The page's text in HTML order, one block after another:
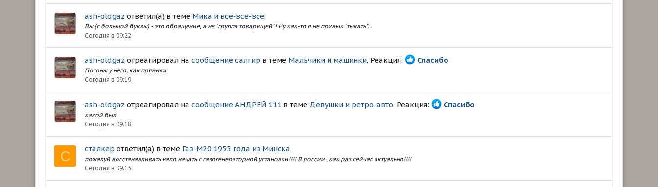
ash-oldgaz ответил(а) в теме Мика и все-все-все.
Вы (с большой буквы) - это обращение, а не "группа товарищей"! Ну как-то я не привык "тыкать"...
Сегодня в 09:22
ash-oldgaz отреагировал на сообщение салгир в теме Мальчики и машинки. Реакция: Спасибо
Погоны у него, как пряники.
Сегодня в 09:19
ash-oldgaz отреагировал на сообщение АНДРЕЙ 111 в теме Девушки и ретро-авто. Реакция: Спасибо
какой был
Сегодня в 09:18
С сталкер ответил(а) в теме Газ-М20 1955 года из Минска.
пожалуй восстанавливать надо начать с газогенераторной установки!!!! В россии , как раз сейчас актуально!!!!
Сегодня в 09:13